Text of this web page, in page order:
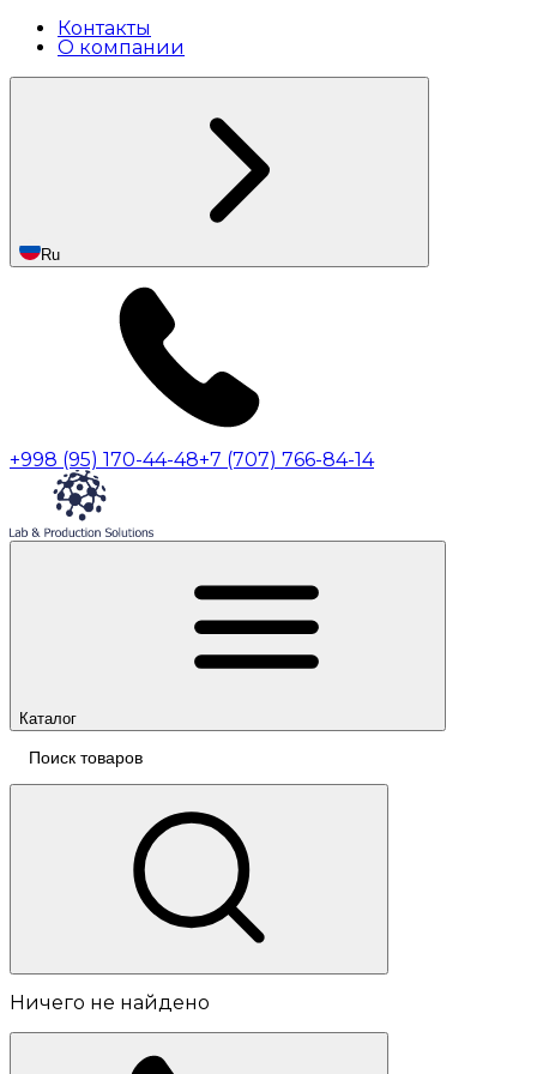
Контакты
О компании
Ru
+998 (95) 170-44-48+7 (707) 766-84-14
Каталог
Ничего не найдено